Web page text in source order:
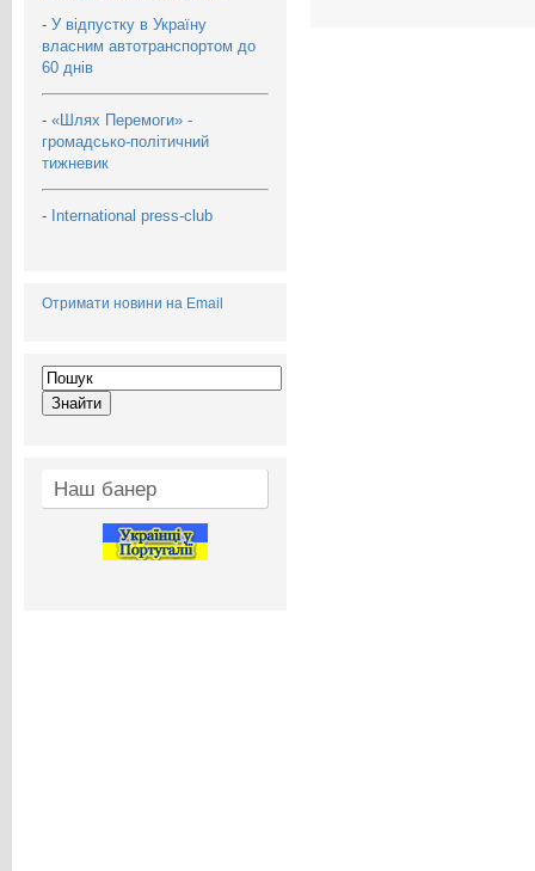
- У відпустку в Україну
власним автотранспортом до
60 днів
- «Шлях Перемоги» -
громадсько-політичний
тижневик
- International press-club
Отримати новини на Email
Наш банер